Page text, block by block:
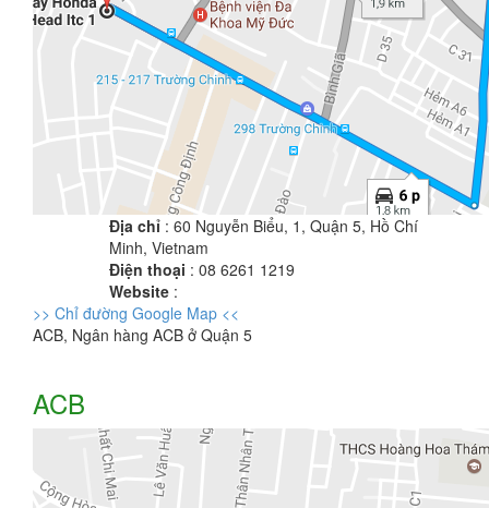
Địa chỉ : 60 Nguyễn Biểu, 1, Quận 5, Hồ Chí
Minh, Vietnam
Điện thoại : 08 6261 1219
Website :
>> Chỉ đường Google Map <<
ACB, Ngân hàng ACB ở Quận 5
ACB